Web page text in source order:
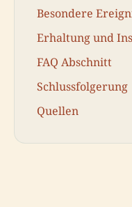
Besondere
Erhaltung und
FAQ Abschnitt
Schlussfolgerung
Quellen